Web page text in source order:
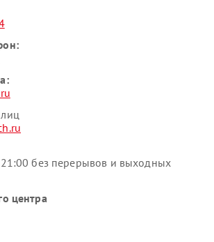
без перерывов и выходных
центра